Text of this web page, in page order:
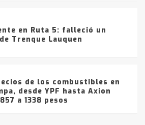
en Ruta 5: falleció un
Trenque Lauquen
de los combustibles en
desde YPF hasta Axion
a 1338 pesos